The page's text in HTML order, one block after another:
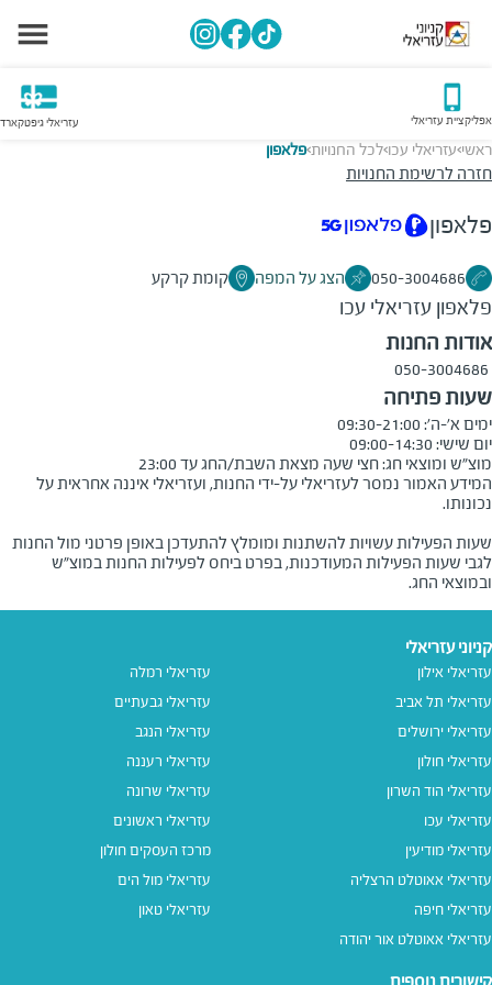
אפליקציית עזריאלי עזריאלי גיפטקארד
ראשי>עזריאלי עכו>לכל החנויות>פלאפון
חזרה לרשימת החנויות
פלאפון
050-3004686 הצג על המפה קומת קרקע
פלאפון עזריאלי עכו
אודות החנות
שעות פתיחה
מוצ"ש ומוצאי חג: חצי שעה מצאת השבת/החג עד 23:00
המידע האמור נמסר לעזריאלי על-ידי החנות, ועזריאלי איננה אחראית על
שעות הפעילות עשויות להשתנות ומומלץ להתעדכן באופן פרטני מול החנות
לגבי שעות הפעילות המעודכנות, בפרט ביחס לפעילות החנות במוצ"ש
ובמוצאי החג.
קניוני עזריאלי
עזריאלי אילון
עזריאלי תל אביב
עזריאלי ירושלים
עזריאלי חולון
עזריאלי הוד השרון
עזריאלי עכו
עזריאלי מודיעין
עזריאלי אאוטלט הרצליה
עזריאלי חיפה
עזריאלי אאוטלט אור יהודה
עזריאלי רמלה
עזריאלי גבעתיים
עזריאלי הנגב
עזריאלי רעננה
עזריאלי שרונה
עזריאלי ראשונים
מרכז העסקים חולון
עזריאלי מול הים
עזריאלי טאון